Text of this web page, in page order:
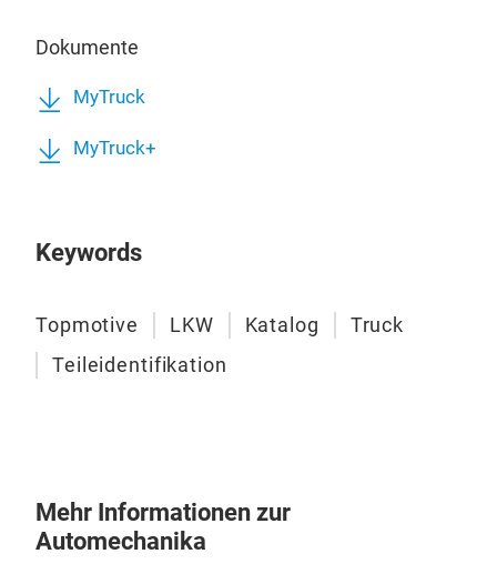
Dokumente
MyTruck
MyTruck+
Keywords
Topmotive LKW Katalog
Truck
Teileidentifikation
Mehr Informationen zur
Automechanika